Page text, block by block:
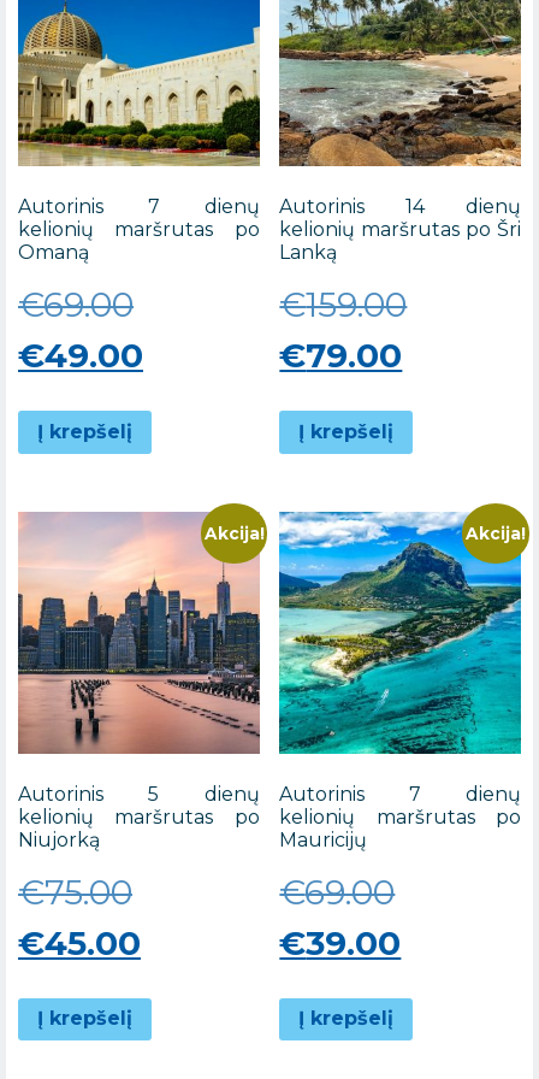
Autorinis 7 dienų
kelionių maršrutas po
Omaną
€69.00Original
price
was:
€69.00.
€49.00
price
is:
€49.00.
Į krepšelį
Autorinis 14 dienų
kelionių maršrutas po Šri
Lanką
€159.00
was:
€159.00.
€79.00
price
is:
€79.00.
Į krepšelį
Akcija!
Autorinis 5 dienų
kelionių maršrutas po
Niujorką
€75.00Original
price
was:
€75.00.
€45.00
price
is:
Į krepšelį
Akcija!
Autorinis 7 dienų
kelionių maršrutas po
Mauricijų
€69.00Original
price
was:
€69.00.
€39.00
price
is:
Į krepšelį